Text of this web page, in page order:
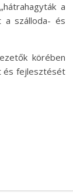
a
a szálloda- és
körében
és fejlesztését